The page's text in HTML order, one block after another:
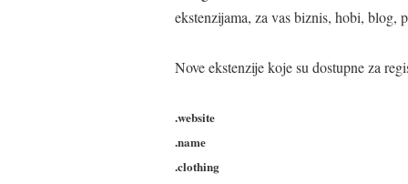
ekstenzijama, za vas biznis, hobi, blog,
Nove ekstenzije koje su dostupne za
.website
.name
.clothing